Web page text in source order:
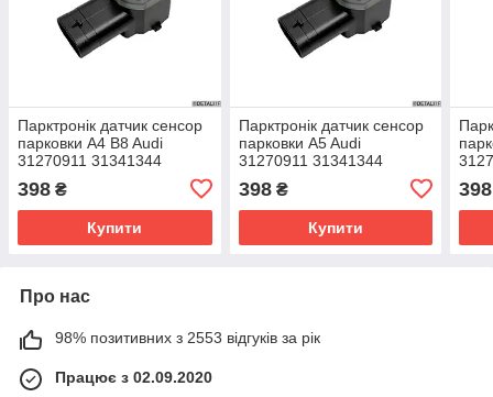
Парктронік датчик сенсор
парковки A4 B8 Audi
31270911 31341344
398 ₴
Купити
Парктронік датчик сенсор
парковки A5 Audi
31270911 31341344
398₴
Купити
398
Про нас
98% позитивних з 2553 відгуків за рік
Працює з 02.09.2020